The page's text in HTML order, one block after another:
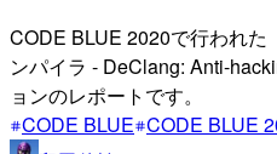
CODE BLUE 2020で行われた
ンパイラ - DeClang: Anti-
ョンのレポートです。
CODE BLUE CODE BLUE